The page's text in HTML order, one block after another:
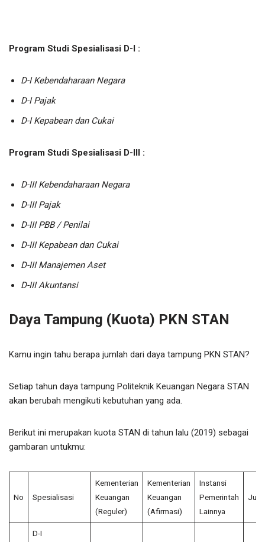
Program Studi Spesialisasi D-I :
D-I Kebendaharaan Negara
D-I Pajak
D-I Kepabean dan Cukai
Program Studi Spesialisasi D-III :
D-III Kebendaharaan Negara
D-III Pajak
D-III PBB / Penilai
D-III Kepabean dan Cukai
D-III Manajemen Aset
D-III Akuntansi
Daya Tampung (Kuota) PKN STAN
Kamu ingin tahu berapa jumlah dari daya tampung PKN STAN?
Setiap tahun daya tampung Politeknik Keuangan Negara STAN
akan berubah mengikuti kebutuhan yang ada.
Berikut ini merupakan kuota STAN di tahun lalu (2019) sebagai
gambaran untukmu:
No Spesialisasi
Kementerian
Keuangan
(Reguler)
Kementerian
Keuangan
(Afirmasi)
Instansi
Pemerintah
Lainnya
D-I